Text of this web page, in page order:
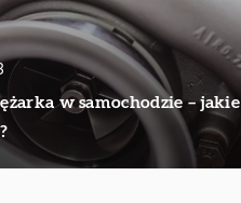
w samochodzie – jakie